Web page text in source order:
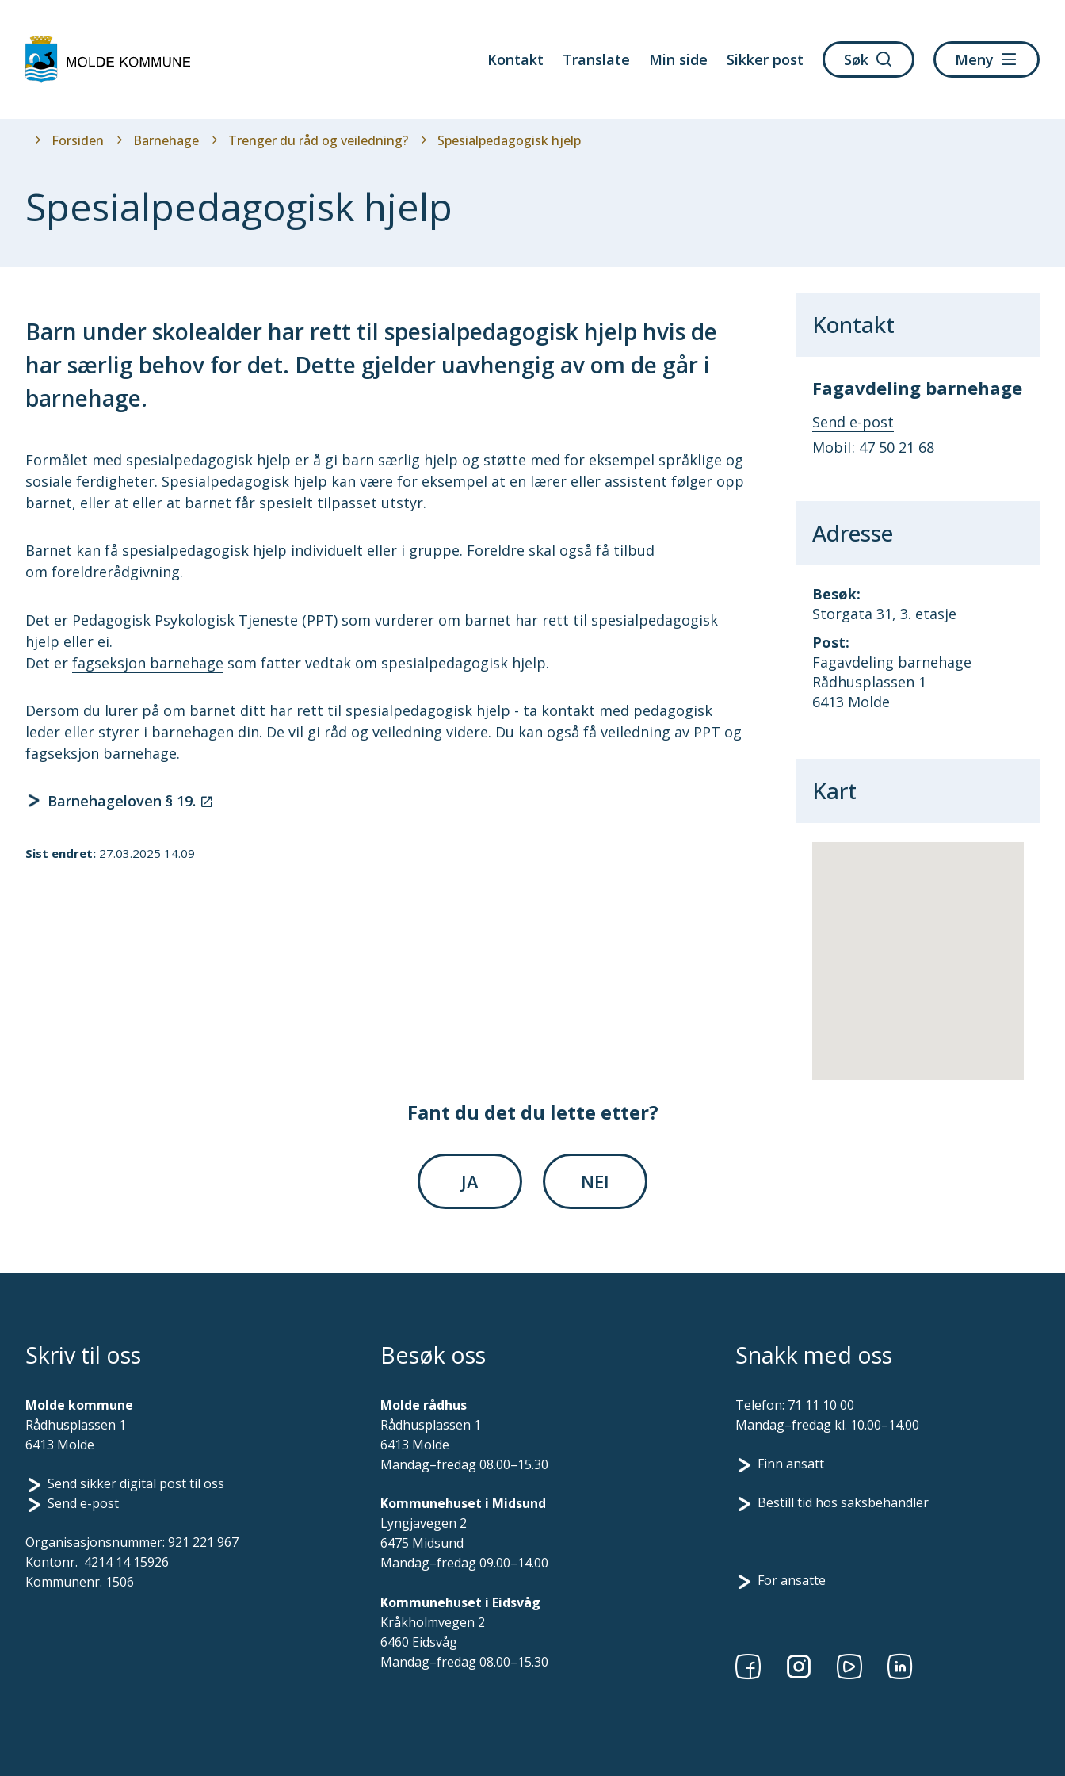
kommune
Kontakt Translate Min side Sikker post Søk Meny
Du
Forsiden Barnehage Trenger du råd og veiledning? Spesialpedagogisk hjelp
Spesialpedagogisk hjelp
Barn under skolealder har rett til spesialpedagogisk hjelp hvis de
har særlig behov for det. Dette gjelder uavhengig av om de går i
barnehage.
Formålet med spesialpedagogisk hjelp er å gi barn særlig hjelp og støtte med for eksempel språklige og
sosiale ferdigheter. Spesialpedagogisk hjelp kan være for eksempel at en lærer eller assistent følger opp
barnet, eller at eller at barnet får spesielt tilpasset utstyr.
Barnet kan få spesialpedagogisk hjelp individuelt eller i gruppe. Foreldre skal også få tilbud
om foreldrerådgivning.
Det er Pedagogisk Psykologisk Tjeneste (PPT) som vurderer om barnet har rett til spesialpedagogisk
hjelp eller ei.
Det er fagseksjon barnehage som fatter vedtak om spesialpedagogisk hjelp.
Dersom du lurer på om barnet ditt har rett til spesialpedagogisk hjelp - ta kontakt med pedagogisk
leder eller styrer i barnehagen din. De vil gi råd og veiledning videre. Du kan også få veiledning av PPT og
fagseksjon barnehage.
Barnehageloven § 19.
Sist endret 27.03.2025 14.09
Kontakt
Fagavdeling barnehage
Send e-posttil
Fagavdeling
barnehage
Mobil 47 50 21 68
Adresse
Besøk:
Storgata 31, 3. etasje
Post:
Fagavdeling barnehage
Rådhusplassen 1
6413 Molde
Kart
Fant du det du lette etter?
JA NEI
Skriv til oss
Molde kommune
Rådhusplassen 1
6413 Molde
Send sikker digital post til oss
Send e-post
Organisasjonsnummer: 921 221 967
Kontonr. 4214 14 15926
Kommunenr. 1506
Besøk oss
Molde rådhus
Rådhusplassen 1
6413 Molde
Mandag–fredag 08.00–15.30
Kommunehuset i Midsund
Lyngjavegen 2
6475 Midsund
Mandag–fredag 09.00–14.00
Kommunehuset i Eidsvåg
Kråkholmvegen 2
6460 Eidsvåg
Mandag–fredag 08.00–15.30
Snakk med oss
Telefon: 71 11 10 00
Mandag–fredag kl. 10.00–14.00
Finn ansatt
Bestill tid hos saksbehandler
For ansatte
Følg
Følg
Følg